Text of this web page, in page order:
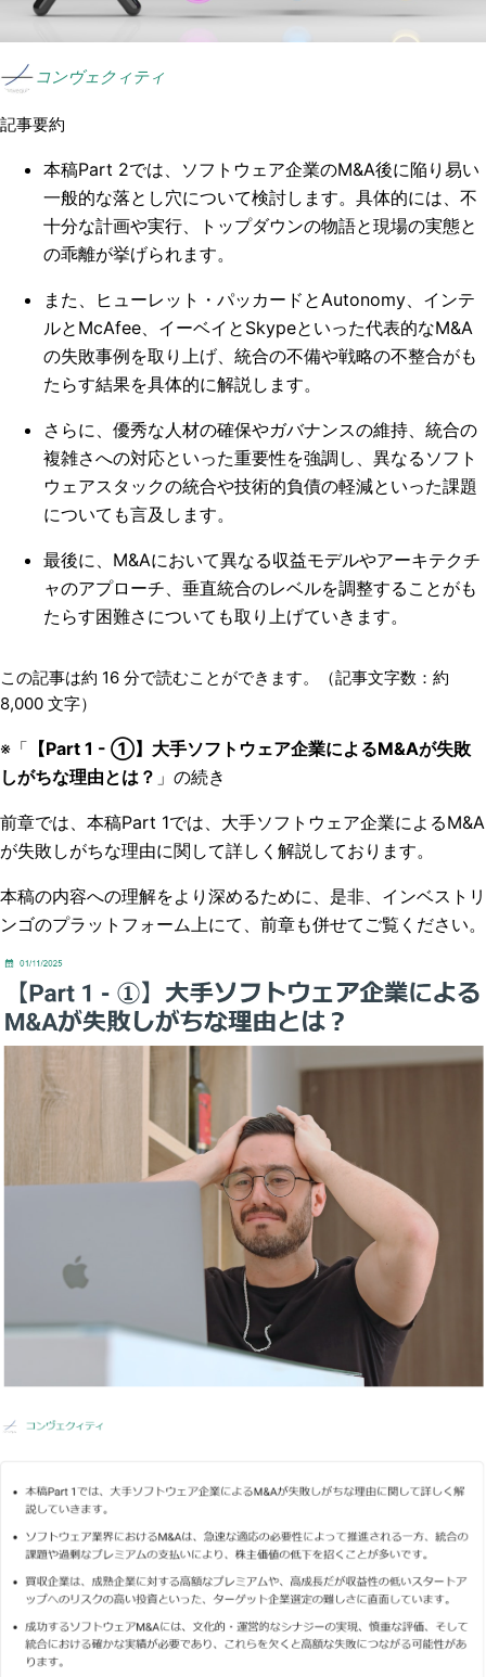
コンヴェクィティ
記事要約
本稿Part 2では、ソフトウェア企業のM&A後に陥り易い
一般的な落とし穴について検討します。具体的には、不
十分な計画や実行、トップダウンの物語と現場の実態と
の乖離が挙げられます。
また、ヒューレット・パッカードとAutonomy、インテ
ルとMcAfee、イーベイとSkypeといった代表的なM&A
の失敗事例を取り上げ、統合の不備や戦略の不整合がも
たらす結果を具体的に解説します。
さらに、優秀な人材の確保やガバナンスの維持、統合の
複雑さへの対応といった重要性を強調し、異なるソフト
ウェアスタックの統合や技術的負債の軽減といった課題
についても言及します。
最後に、M&Aにおいて異なる収益モデルやアーキテクチ
ャのアプローチ、垂直統合のレベルを調整することがも
たらす困難さについても取り上げていきます。
この記事は約 16 分で読むことができます。（記事文字数：約
8,000 文字）
※「 【Part 1 - ①】大手ソフトウェア企業によるM&Aが失敗
しがちな理由とは？ 」の続き
前章では、本稿Part 1では、大手ソフトウェア企業によるM&A
が失敗しがちな理由に関して詳しく解説しております。
本稿の内容への理解をより深めるために、是非、インベストリ
ンゴのプラットフォーム上にて、前章も併せてご覧ください。